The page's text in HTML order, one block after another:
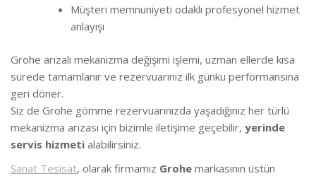
Müşteri memnuniyeti odaklı profesyonel hizmet
anlayışı
Grohe arızalı mekanizma değişimi işlemi, uzman ellerde kısa
sürede tamamlanır ve rezervuarınız ilk günkü performansına
geri döner.
Siz de Grohe gömme rezervuarınızda yaşadığınız her türlü
mekanizma arızası için bizimle iletişime geçebilir, yerinde
servis hizmeti alabilirsiniz.
Sanat Tesisat, olarak firmamız Grohe markasının üstün